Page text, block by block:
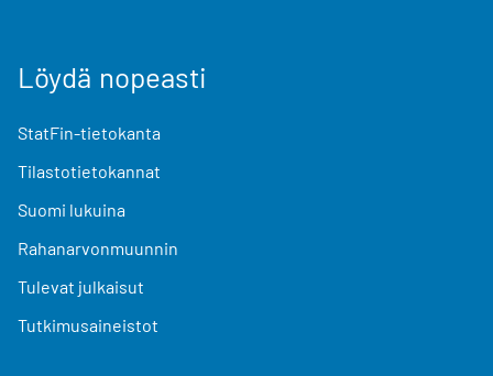
Löydä nopeasti
StatFin-tietokanta
Tilastotietokannat
Suomi lukuina
Rahanarvonmuunnin
Tulevat julkaisut
Tutkimusaineistot